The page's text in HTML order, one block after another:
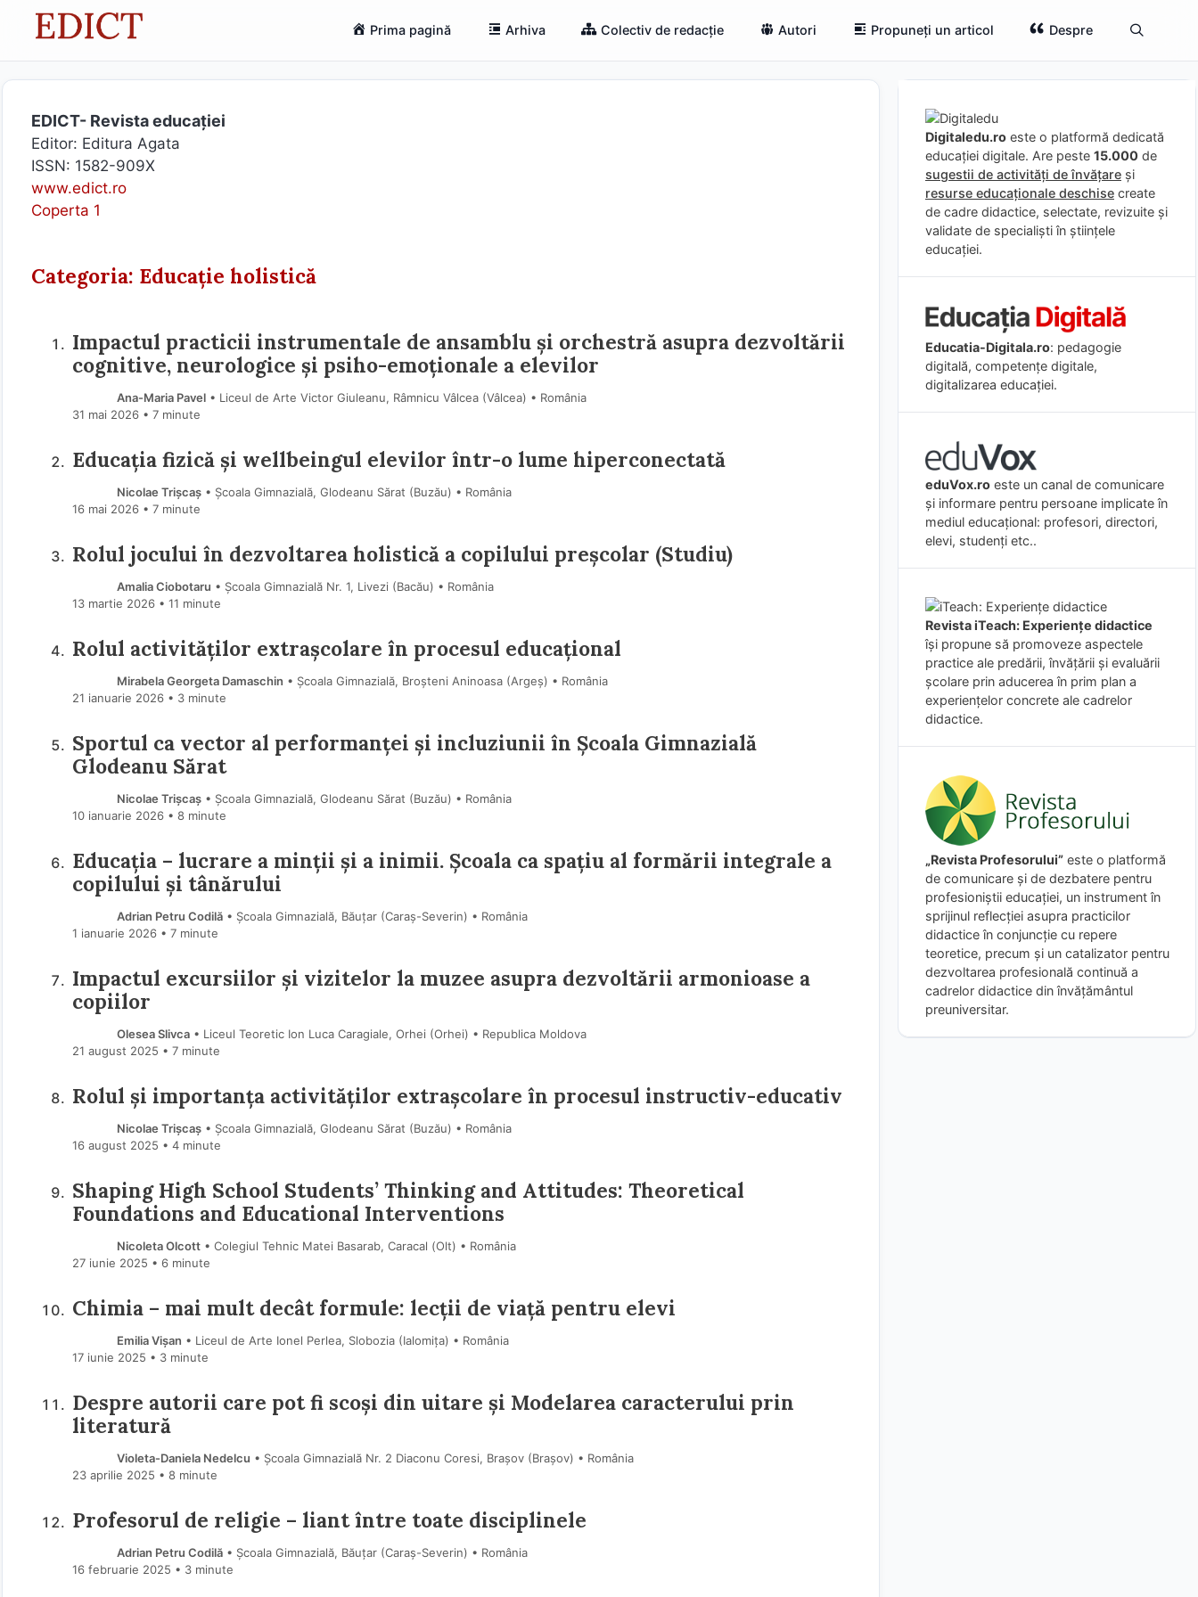
Prima pagină Arhiva Colectiv de redacție Autori Propuneți un articol Despre
EDICT- Revista educației
Editor: Editura Agata
ISSN: 1582-909X
www.edict.ro
Coperta 1
Categoria: Educație holistică
Impactul practicii instrumentale de ansamblu și orchestră asupra dezvoltării
cognitive, neurologice și psiho-emoționale a elevilor
Ana-Maria Pavel• Liceul de Arte Victor Giuleanu, Râmnicu Vâlcea (Vâlcea) • România
31 mai 2026 • 7 minute
Educația fizică și wellbeingul elevilor într-o lume hiperconectată
Nicolae Trișcaș• Școala Gimnazială, Glodeanu Sărat (Buzău) • România
16 mai 2026 • 7 minute
Rolul jocului în dezvoltarea holistică a copilului preșcolar (Studiu)
Amalia Ciobotaru • Școala Gimnazială Nr. 1, Livezi (Bacău) • România
13 martie 2026 • 11 minute
Rolul activităților extrașcolare în procesul educațional
Mirabela Georgeta Damaschin • Școala Gimnazială, Broșteni Aninoasa (Argeş) • România
21 ianuarie 2026 • 3 minute
Sportul ca vector al performanței și incluziunii în Școala Gimnazială
Glodeanu Sărat
Nicolae Trișcaș• Școala Gimnazială, Glodeanu Sărat (Buzău) • România
10 ianuarie 2026 • 8 minute
Educația – lucrare a minții și a inimii. Școala ca spațiu al formării integrale a
copilului și tânărului
Adrian Petru Codilă• Școala Gimnazială, Băuțar (Caraş-Severin) • România
1 ianuarie 2026 • 7 minute
Impactul excursiilor și vizitelor la muzee asupra dezvoltării armonioase a
copiilor
Olesea Slivca• Liceul Teoretic Ion Luca Caragiale, Orhei (Orhei) • Republica Moldova
21 august 2025 • 7 minute
Rolul și importanța activităților extrașcolare în procesul instructiv-educativ
Nicolae Trișcaș• Școala Gimnazială, Glodeanu Sărat (Buzău) • România
16 august 2025 • 4 minute
Shaping High School Students’ Thinking and Attitudes: Theoretical
Foundations and Educational Interventions
Nicoleta Olcott• Colegiul Tehnic Matei Basarab, Caracal (Olt) • România
27 iunie 2025 • 6 minute
Chimia – mai mult decât formule: lecții de viață pentru elevi
Emilia Vișan • Liceul de Arte Ionel Perlea, Slobozia (Ialomiţa) • România
17 iunie 2025 • 3 minute
Despre autorii care pot fi scoși din uitare și Modelarea caracterului prin
literatură
Violeta-Daniela Nedelcu • Școala Gimnazială Nr. 2 Diaconu Coresi, Brașov (Braşov) • România
23 aprilie 2025 • 8 minute
Profesorul de religie – liant între toate disciplinele
Adrian Petru Codilă• Școala Gimnazială, Băuțar (Caraş-Severin) • România
16 februarie 2025 • 3 minute
Digitaledu.ro este o platformă dedicată
educației digitale. Are peste 15.000 de
sugestii de activități de învățare și
resurse educaționale deschise create
de cadre didactice, selectate, revizuite și
validate de specialiști în științele
educației.
Educatia-Digitala.ro: pedagogie
digitală, competențe digitale,
digitalizarea educației.
eduVox.ro este un canal de comunicare
și informare pentru persoane implicate în
mediul educațional: profesori, directori,
elevi, studenți etc..
Revista iTeach: Experienţe didactice
îşi propune să promoveze aspectele
practice ale predării, învăţării şi evaluării
şcolare prin aducerea în prim plan a
experienţelor concrete ale cadrelor
didactice.
„Revista Profesorului” este o platformă
de comunicare și de dezbatere pentru
profesioniștii educației, un instrument în
sprijinul reflecției asupra practicilor
didactice în conjuncție cu repere
teoretice, precum și un catalizator pentru
dezvoltarea profesională continuă a
cadrelor didactice din învățământul
preuniversitar.